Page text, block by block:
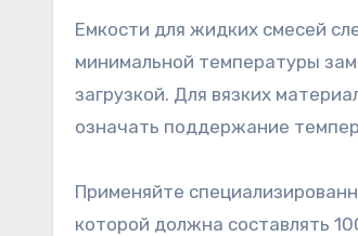
Емкости для жидких смесей
минимальной температуры
загрузкой. Для вязких
означать поддержание
Применяйте
которой должна составлять